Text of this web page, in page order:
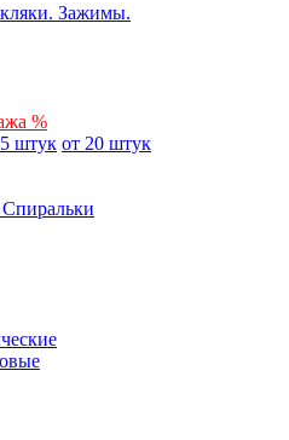
Зажимы.
%
штук от 20 штук
Спиральки